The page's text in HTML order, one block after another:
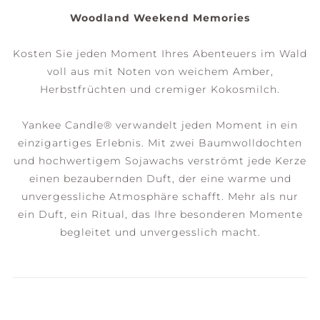
Woodland Weekend Memories
Kosten Sie jeden Moment Ihres Abenteuers im Wald
voll aus mit Noten von weichem Amber,
Herbstfrüchten und cremiger Kokosmilch.
Yankee Candle® verwandelt jeden Moment in ein
einzigartiges Erlebnis. Mit zwei Baumwolldochten
und hochwertigem Sojawachs verströmt jede Kerze
einen bezaubernden Duft, der eine warme und
unvergessliche Atmosphäre schafft. Mehr als nur
ein Duft, ein Ritual, das Ihre besonderen Momente
begleitet und unvergesslich macht.